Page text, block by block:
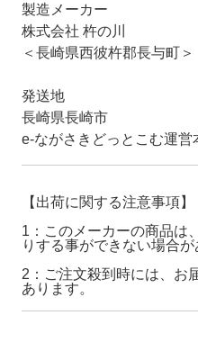
製造メーカー
株式会社 杵の川
＜長崎県西彼杵郡長与町＞
発送地
長崎県長崎市
e-ながさきどっとこむ運営
【出荷に関する注意事項】
1：このメーカーの商品は
りする事ができない場合が
2：ご注文殺到時には、お
あります。